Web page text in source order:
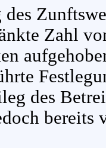
Zahl
des
bereits